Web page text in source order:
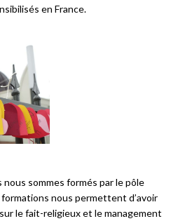
en France.
sommes formés par le pôle
nous permettent d’avoir
le fait-religieux et le management